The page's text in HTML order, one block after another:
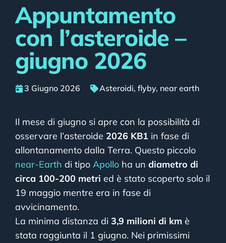
Appuntamento
con l’asteroide –
giugno 2026
3 Giugno 2026 Asteroidi, flyby, near earth
Il mese di giugno si apre con la possibilità di
osservare l’asteroide 2026 KB1 in fase di
allontanamento dalla Terra. Questo piccolo
near-Earth di tipo Apollo ha un diametro di
circa 100-200 metri ed è stato scoperto solo il
19 maggio mentre era in fase di
avvicinamento.
La minima distanza di 3,9 milioni di km è
stata raggiunta il 1 giugno. Nei primissimi